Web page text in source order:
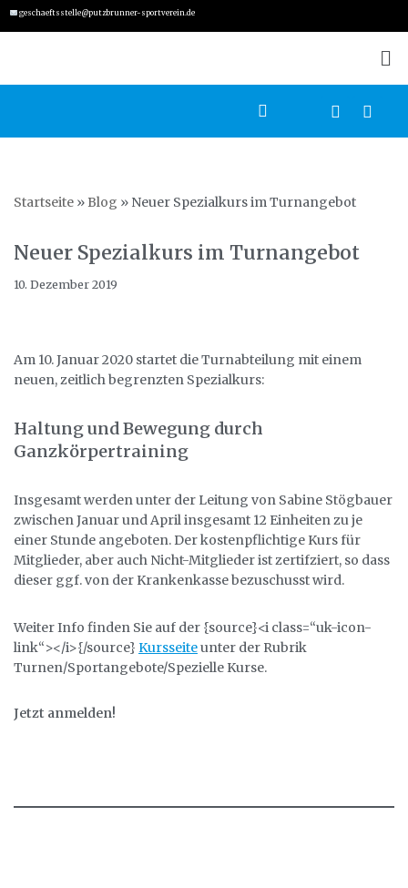
springen
geschaeftsstelle@putzbrunner-sportverein.de
Startseite » Blog » Neuer Spezialkurs im Turnangebot
Neuer Spezialkurs im Turnangebot
10. Dezember 2019
Am 10. Januar 2020 startet die Turnabteilung mit einem
neuen, zeitlich begrenzten Spezialkurs:
Haltung und Bewegung durch
Ganzkörpertraining
Insgesamt werden unter der Leitung von Sabine Stögbauer
zwischen Januar und April insgesamt 12 Einheiten zu je
einer Stunde angeboten. Der kostenpflichtige Kurs für
Mitglieder, aber auch Nicht-Mitglieder ist zertifziert, so dass
dieser ggf. von der Krankenkasse bezuschusst wird.
Weiter Info finden Sie auf der {source}<i class=“uk-icon-
link“></i>{/source} Kursseiteunter der Rubrik
Turnen/Sportangebote/Spezielle Kurse.
Jetzt anmelden!